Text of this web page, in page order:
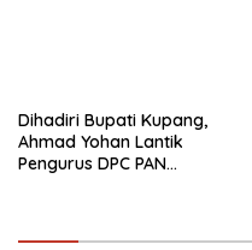
Dihadiri Bupati Kupang,
Ahmad Yohan Lantik
Pengurus DPC PAN